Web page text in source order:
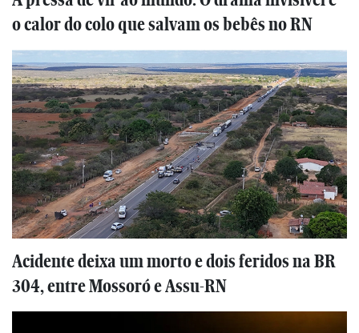
o calor do colo que salvam os bebês no RN
Acidente deixa um morto e dois feridos na BR
304, entre Mossoró e Assu-RN